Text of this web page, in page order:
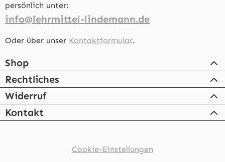
persönlich unter:
info@lehrmittel-lindemann.de
Oder über unser Kontaktformular.
Shop
Rechtliches
Widerruf
Kontakt
Cookie-Einstellungen